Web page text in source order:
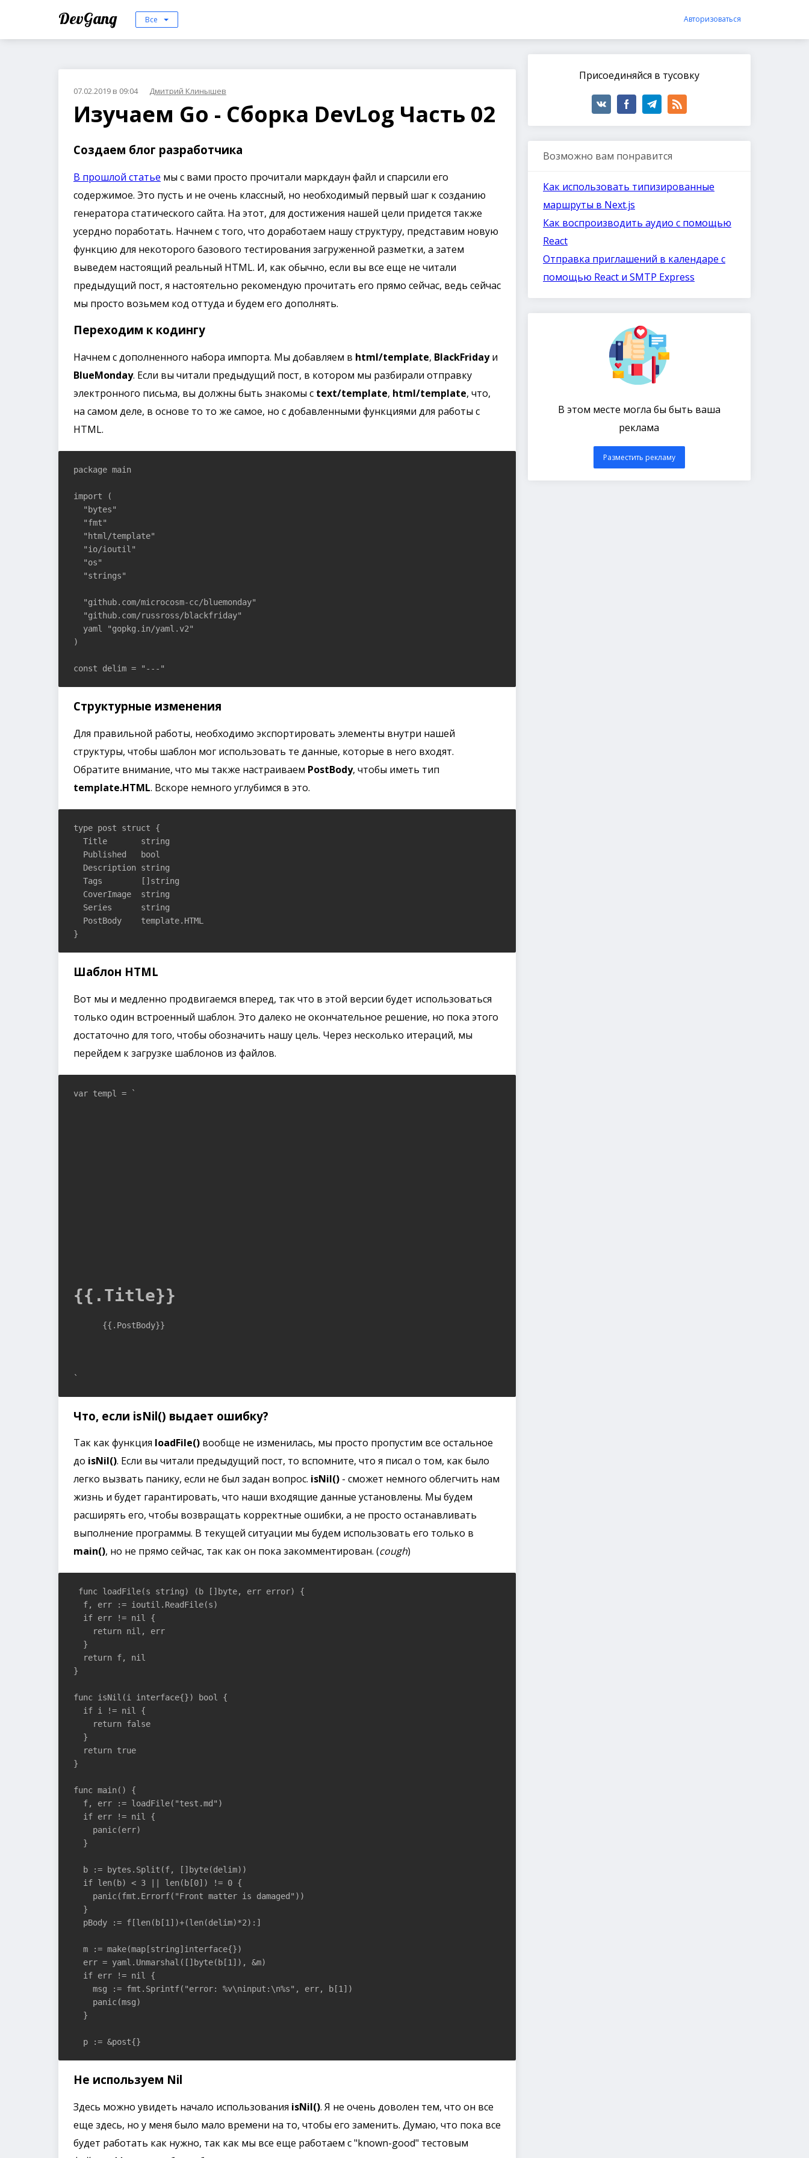
DevGang Все Авторизоваться
07.02.2019 в 09:04 Дмитрий Клинышев
Изучаем Go - Сборка DevLog Часть 02
Создаем блог разработчика
В прошлой статье мы с вами просто прочитали маркдаун файл и спарсили его
содержимое. Это пусть и не очень классный, но необходимый первый шаг к созданию
генератора статического сайта. На этот, для достижения нашей цели придется также
усердно поработать. Начнем с того, что доработаем нашу структуру, представим новую
функцию для некоторого базового тестирования загруженной разметки, а затем
выведем настоящий реальный HTML. И, как обычно, если вы все еще не читали
предыдущий пост, я настоятельно рекомендую прочитать его прямо сейчас, ведь сейчас
мы просто возьмем код оттуда и будем его дополнять.
Переходим к кодингу
Начнем с дополненного набора импорта. Мы добавляем в html/template, BlackFridayи
BlueMonday. Если вы читали предыдущий пост, в котором мы разбирали отправку
электронного письма, вы должны быть знакомы с text/template, html/template, что,
на самом деле, в основе то то же самое, но с добавленными функциями для работы с
HTML.
package main
import (
  "bytes"
  "fmt"
  "html/template"
  "io/ioutil"
  "os"
  "strings"
  "github.com/microcosm-cc/bluemonday"
  "github.com/russross/blackfriday"
  yaml "gopkg.in/yaml.v2"
)
const delim = "---"
Структурные изменения
Для правильной работы, необходимо экспортировать элементы внутри нашей
структуры, чтобы шаблон мог использовать те данные, которые в него входят.
Обратите внимание, что мы также настраиваем PostBody, чтобы иметь тип
template.HTML. Вскоре немного углубимся в это.
type post struct {
  Title       string
  Published   bool
  Description string
  Tags        []string
  CoverImage  string
  Series      string
  PostBody    template.HTML
}
Шаблон HTML
Вот мы и медленно продвигаемся вперед, так что в этой версии будет использоваться
только один встроенный шаблон. Это далеко не окончательное решение, но пока этого
достаточно для того, чтобы обозначить нашу цель. Через несколько итераций, мы
перейдем к загрузке шаблонов из файлов.
var templ = `
{{.Title}}
      {{.PostBody}}
`
Что, если isNil() выдает ошибку?
Так как функция loadFile() вообще не изменилась, мы просто пропустим все остальное
до isNil(). Если вы читали предыдущий пост, то вспомните, что я писал о том, как было
легко вызвать панику, если не был задан вопрос. isNil() - сможет немного облегчить нам
жизнь и будет гарантировать, что наши входящие данные установлены. Мы будем
расширять его, чтобы возвращать корректные ошибки, а не просто останавливать
выполнение программы. В текущей ситуации мы будем использовать его только в
main(), но не прямо сейчас, так как он пока закомментирован. (cough)
func loadFile(s string) (b []byte, err error) {
  f, err := ioutil.ReadFile(s)
  if err != nil {
    return nil, err
  }
  return f, nil
}
func isNil(i interface{}) bool {
  if i != nil {
    return false
  }
  return true
}
func main() {
  f, err := loadFile("test.md")
  if err != nil {
    panic(err)
  }
  b := bytes.Split(f, []byte(delim))
  if len(b) < 3 || len(b[0]) != 0 {
    panic(fmt.Errorf("Front matter is damaged"))
  }
  pBody := f[len(b[1])+(len(delim)*2):]
  m := make(map[string]interface{})
  err = yaml.Unmarshal([]byte(b[1]), &m)
  if err != nil {
    msg := fmt.Sprintf("error: %v\ninput:\n%s", err, b[1])
    panic(msg)
  }
  p := &post{}
Не используем Nil
Здесь можно увидеть начало использования isNil(). Я не очень доволен тем, что он все
еще здесь, но у меня было мало времени на то, чтобы его заменить. Думаю, что пока все
будет работать как нужно, так как мы все еще работаем с "known-good" тестовым
Присоединяйся в тусовку
Возможно вам понравится
Как использовать типизированные
маршруты в Next.js
Как воспроизводить аудио с помощью
React
Отправка приглашений в календаре с
помощью React и SMTP Express
В этом месте могла бы быть ваша
реклама
Разместить рекламу